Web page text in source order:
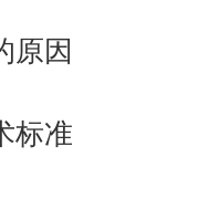
原因
标准